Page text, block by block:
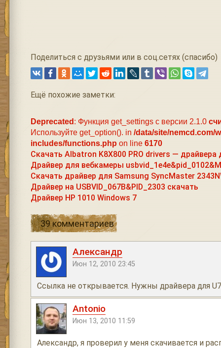
Поделиться с друзьями или в соц.сетях (спасибо)
Ещё похожие заметки:
Deprecated : Функция get_settings с версии 2.1.0
Используйте get_option(). in /data/site/nemcd.com/
includes/functions.php on line 6170
Скачать Albatron K8X800 PRO drivers — драйвера
Драйвер для вебкамеры
Скачать драйвер для Samsung SyncMaster
Драйвер на USBVID_067B&PID_2303 скачать
Драйвер HP 1010 Windows 7
39 комментариев
Александр
Июн 12, 2010 23:45
Ссылка не открывается. Нужны драйвера для
Antonio
Июн 13, 2010 11:59
Александр, я проверил у меня скачивается и